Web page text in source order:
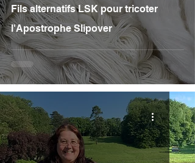
Fils alternatifs LSK pour tricoter
l'Apostrophe Slipover